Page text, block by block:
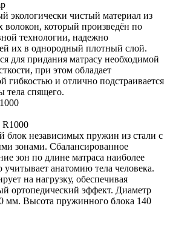
экологически чистый материал из
волокон, который произведён по
технологии, надежно
их в однородный плотный слой.
для придания матрасу необходимой
при этом обладает
гибкостью и отлично подстраивается
тела спящего.
блок независимых пружин из стали с
зонами. Сбалансированное
зон по длине матраса наиболее
учитывает анатомию тела человека.
на нагрузку, обеспечивая
ортопедический эффект. Диаметр
мм. Высота пружинного блока 140